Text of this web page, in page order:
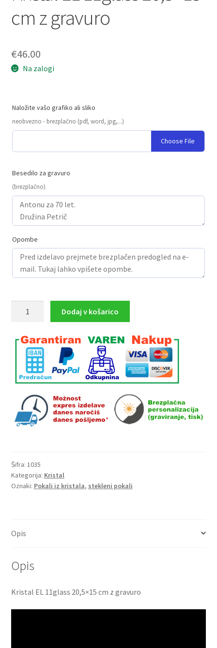
cm z gravuro
€46.00
Na zalogi
Naložite vašo grafiko ali sliko
neobvezno - brezplačno (pdf, word, jpg,...)
Choose File
Besedilo za gravuro
(brezplačno)
Opombe
20,5x15
gravuro
Dodaj v košarico
Šifra: 1035
Kategorija: Kristal
Oznaki: Pokali iz kristala, stekleni pokali
Opis
Opis
Kristal EL 11glass 20,5×15 cm z gravuro